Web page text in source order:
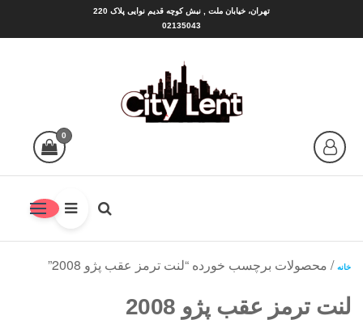
تهران، خیابان ملت , نبش کوچه قدیم نوایی پلاک 220
02135043
سیتی لنت |CITY LENT شهر لنت منبع بهترین ها0
خانه / محصولات برچسب خورده “لنت ترمز عقب پژو 2008”
لنت ترمز عقب پژو 2008